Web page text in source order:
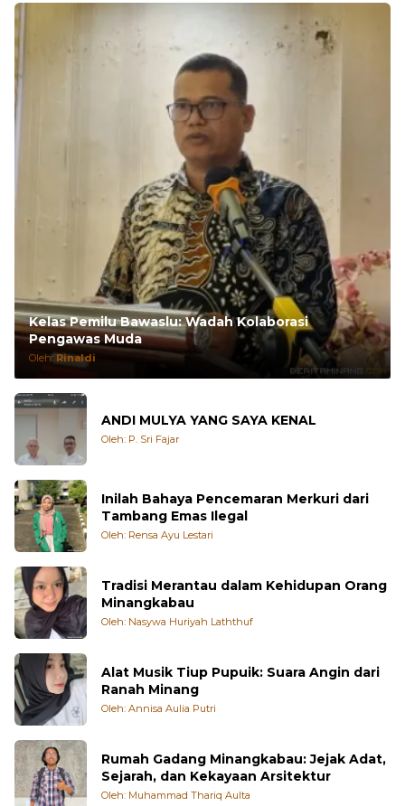
Kelas Pemilu Bawaslu: Wadah Kolaborasi
Pengawas Muda
Oleh:Rinaldi
ANDI MULYA YANG SAYA KENAL
Oleh: P. Sri Fajar
Inilah Bahaya Pencemaran Merkuri dari
Tambang Emas Ilegal
Oleh: Rensa Ayu Lestari
Tradisi Merantau dalam Kehidupan Orang
Minangkabau
Oleh: Nasywa Huriyah Laththuf
Alat Musik Tiup Pupuik: Suara Angin dari
Ranah Minang
Oleh: Annisa Aulia Putri
Rumah Gadang Minangkabau: Jejak Adat,
Sejarah, dan Kekayaan Arsitektur
Oleh: Muhammad Thariq Aulta